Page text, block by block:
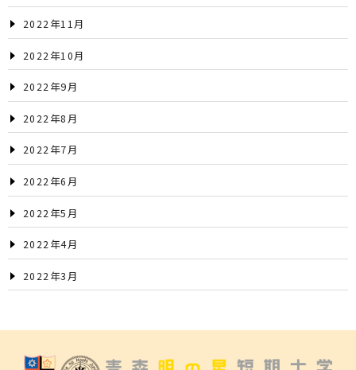
2022年11月
2022年10月
2022年9月
2022年8月
2022年7月
2022年6月
2022年5月
2022年4月
2022年3月